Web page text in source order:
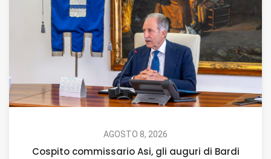
AGOSTO 8, 2026
Cospito commissario Asi, gli auguri di Bardi